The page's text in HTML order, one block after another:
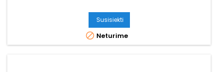
Susisiekti
 Neturime